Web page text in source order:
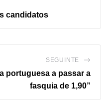
candidatos
SEGUINTE
portuguesa a passar a
fasquia de 1,90”